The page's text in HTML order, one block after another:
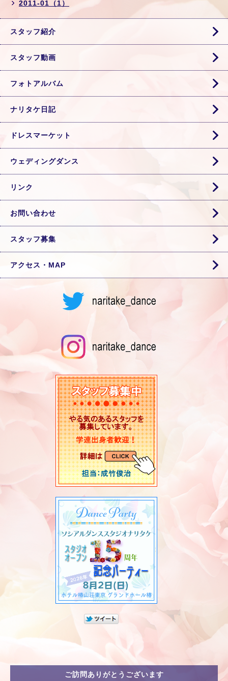
2011-01（1）
スタッフ紹介
スタッフ動画
フォトアルバム
ナリタケ日記
ドレスマーケット
ウェディングダンス
リンク
お問い合わせ
スタッフ募集
アクセス・MAP
ご訪問ありがとうございます